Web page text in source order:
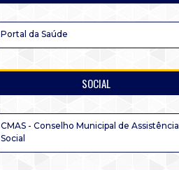
Portal da Saúde
SOCIAL
CMAS - Conselho Municipal de Assistência
Social